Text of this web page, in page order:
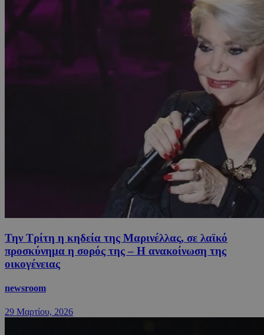
Την Τρίτη η κηδεία της Μαρινέλλας, σε λαϊκό
προσκύνημα η σορός της – Η ανακοίνωση της
οικογένειας
newsroom
29 Μαρτίου, 2026